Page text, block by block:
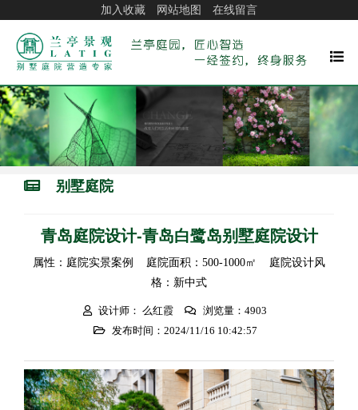
加入收藏 网站地图 在线留言
别墅庭院
青岛庭院设计-青岛白鹭岛别墅庭院设计
属性：庭院实景案例 庭院面积：500-1000㎡ 庭院设计风
格：新中式
设计师： 么红霞
浏览量：4903
发布时间：2024/11/16 10:42:57